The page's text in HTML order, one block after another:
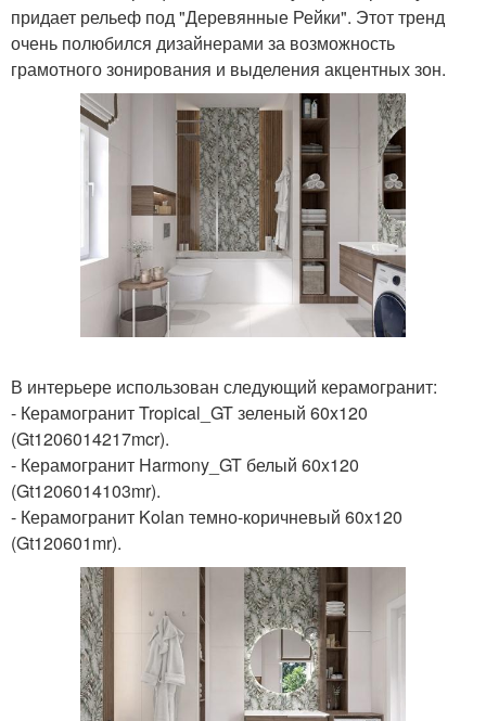
придает рельеф под "Деревянные Рейки". Этот тренд
очень полюбился дизайнерами за возможность
грамотного зонирования и выделения акцентных зон.
В интерьере использован следующий керамогранит:
- Керамогранит Tropical_GT зеленый 60x120
(Gt1206014217mcr).
- Керамогранит Harmony_GT белый 60x120
(Gt1206014103mr).
- Керамогранит Kolan темно-коричневый 60x120
(Gt120601mr).